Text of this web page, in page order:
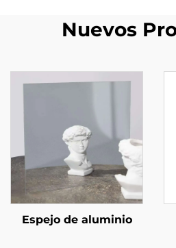
Nuevos
Espejo de aluminio